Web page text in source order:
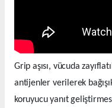
Grip aşısı, vücuda
antijenler verilerek
koruyucu yanıt